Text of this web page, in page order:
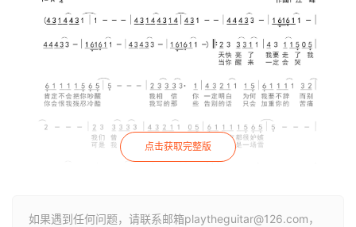
点击获取完整版
如果遇到任何问题，请联系邮箱playtheguitar@126.com，